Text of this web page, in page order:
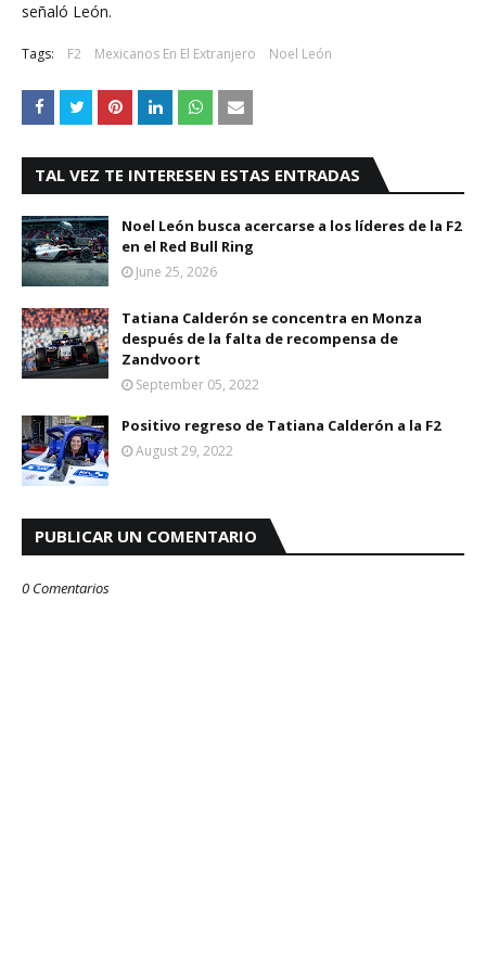
señaló León.
Tags: F2 Mexicanos En El Extranjero Noel León
TAL VEZ TE INTERESEN ESTAS ENTRADAS
Noel León busca acercarse a los líderes de la F2
en el Red Bull Ring
June 25, 2026
Tatiana Calderón se concentra en Monza
después de la falta de recompensa de
Zandvoort
September 05, 2022
Positivo regreso de Tatiana Calderón a la F2
August 29, 2022
PUBLICAR UN COMENTARIO
0 Comentarios